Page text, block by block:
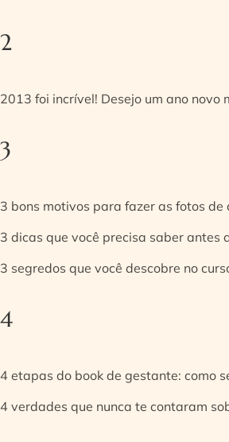
2
2013 foi incrível! Desejo um ano novo
3
3 bons motivos para fazer as fotos
3 dicas que você precisa saber antes
3 segredos que você descobre no
4
4 etapas do book de gestante: como
4 verdades que nunca te contaram